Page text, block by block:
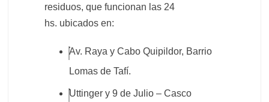
residuos, que funcionan las 24
hs. ubicados en:
Av. Raya y Cabo Quipildor, Barrio
Lomas de Tafí.
Uttinger y 9 de Julio – Casco